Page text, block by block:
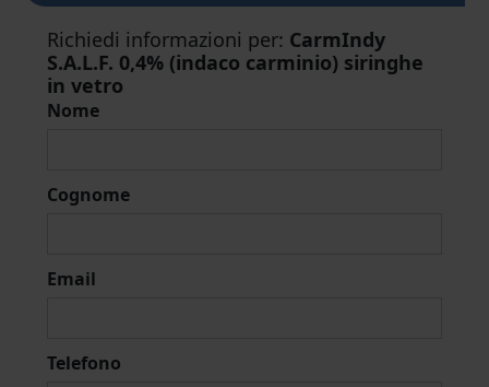
Richiedi informazioni per: CarmIndy
S.A.L.F. 0,4% (indaco carminio) siringhe
in vetro
Nome
Cognome
Email
Telefono